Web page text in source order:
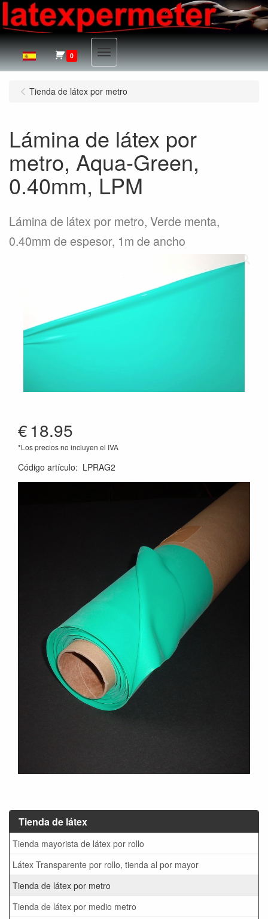
0 Menu
Tienda de látex
Tienda mayorista de látex por rollo
Látex Transparente por rollo, tienda al por mayor
Tienda de látex por metro
Tienda de látex por medio metro
Tienda de látex por metro
Lámina de látex por
metro, Aqua-Green,
0.40mm, LPM
Lámina de látex por metro, Verde menta,
0.40mm de espesor, 1m de ancho
€18.95
*Los precios no incluyen el IVA
Código artículo: LPRAG2